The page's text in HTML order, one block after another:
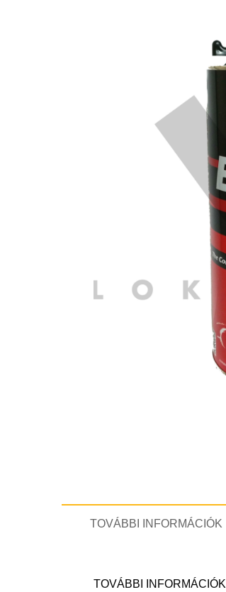
TOVÁBBI INFORMÁCIÓK
TOVÁBBI INFORMÁCIÓK